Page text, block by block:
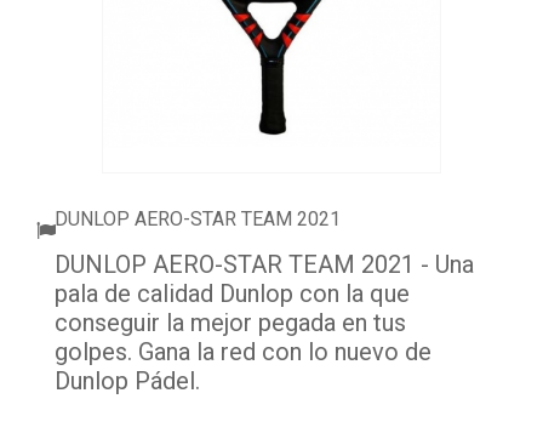
DUNLOP AERO-STAR TEAM 2021
DUNLOP AERO-STAR TEAM 2021 - Una
pala de calidad Dunlop con la que
conseguir la mejor pegada en tus
golpes. Gana la red con lo nuevo de
Dunlop Pádel.